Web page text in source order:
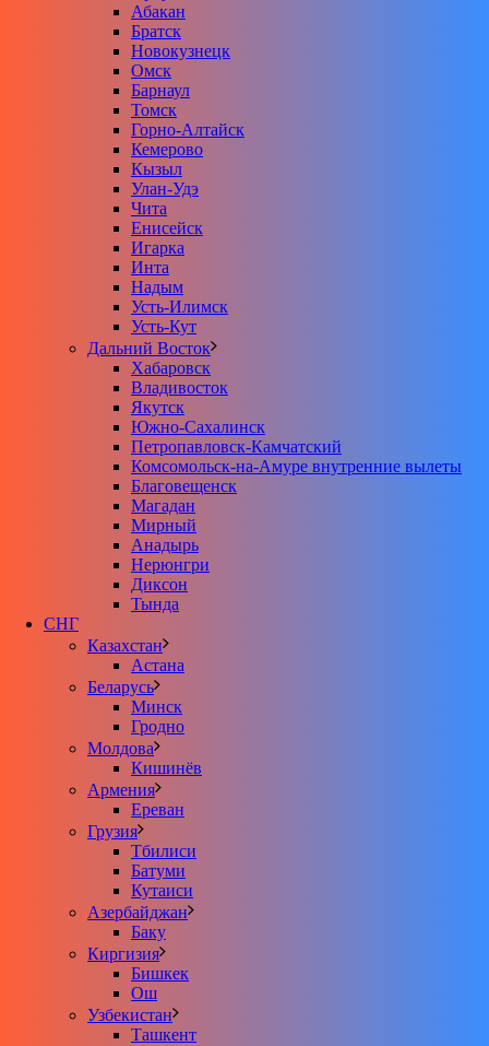
Абакан
Братск
Новокузнецк
Омск
Барнаул
Томск
Горно-Алтайск
Кемерово
Кызыл
Улан-Удэ
Чита
Енисейск
Игарка
Инта
Надым
Усть-Илимск
Усть-Кут
Дальний Восток
Хабаровск
Владивосток
Якутск
Южно-Сахалинск
Петропавловск-Камчатский
Комсомольск-на-Амуре внутренние вылеты
Благовещенск
Магадан
Мирный
Анадырь
Нерюнгри
Диксон
Тында
СНГ
Казахстан
Астана
Беларусь
Минск
Гродно
Молдова
Кишинёв
Армения
Ереван
Грузия
Тбилиси
Батуми
Кутаиси
Азербайджан
Баку
Киргизия
Бишкек
Ош
Узбекистан
Ташкент